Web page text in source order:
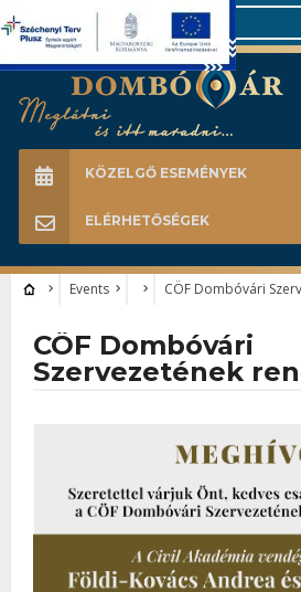
Search
KÖZELGŐ ESEMÉNYEK
ELÉRHETŐSÉGEK
Events CÖF Dombóvári
CÖF Dombóvári
Szervezetének